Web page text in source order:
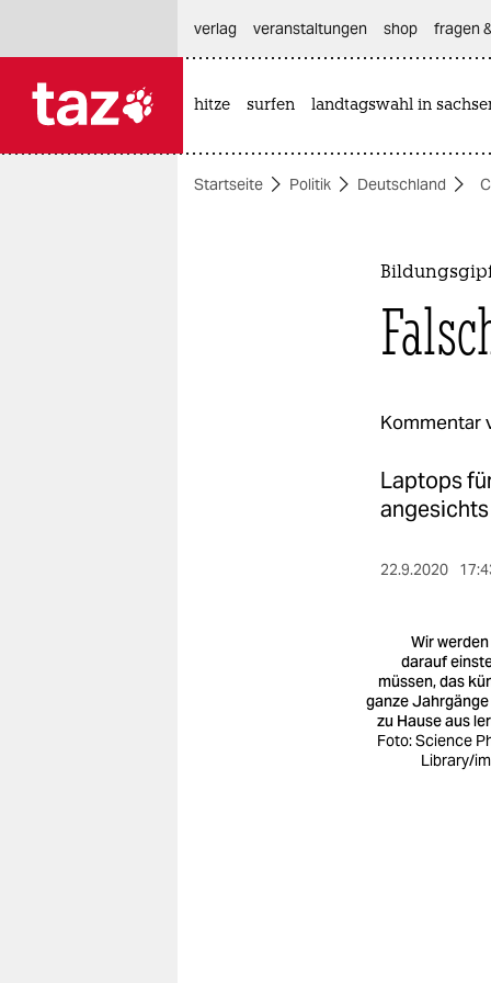
themen
verlag
veranstaltungen shop fragen
hitze surfen landtagswahl in
Startseite Politik Deutschland
Kommentar
Laptops
22.9.2020
Wir
darauf
müssen, das
ganze
zu Hause aus
Foto: Science
Library/